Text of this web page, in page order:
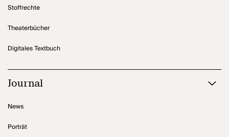
Stoffrechte
Theaterbücher
Digitales Textbuch
Journal
News
Porträt